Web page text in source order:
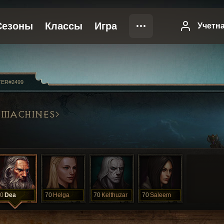
Dea 70 Helga 70 Kelthuzar 70Saleem